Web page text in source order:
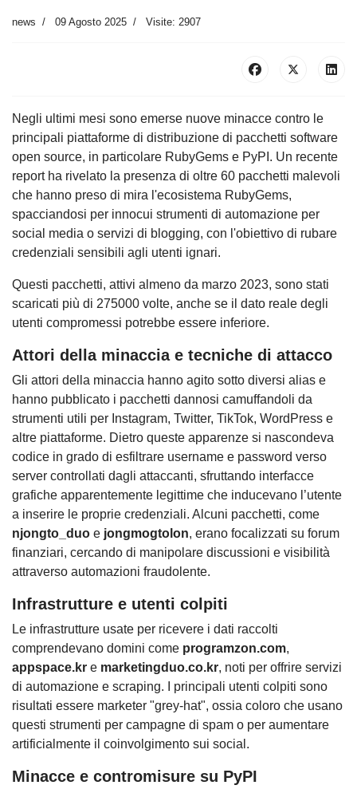
news 09 Agosto 2025 Visite: 2907
Negli ultimi mesi sono emerse nuove minacce contro le
principali piattaforme di distribuzione di pacchetti software
open source, in particolare RubyGems e PyPI. Un recente
report ha rivelato la presenza di oltre 60 pacchetti malevoli
che hanno preso di mira l'ecosistema RubyGems,
spacciandosi per innocui strumenti di automazione per
social media o servizi di blogging, con l'obiettivo di rubare
credenziali sensibili agli utenti ignari.
Questi pacchetti, attivi almeno da marzo 2023, sono stati
scaricati più di 275000 volte, anche se il dato reale degli
utenti compromessi potrebbe essere inferiore.
Attori della minaccia e tecniche di attacco
Gli attori della minaccia hanno agito sotto diversi alias e
hanno pubblicato i pacchetti dannosi camuffandoli da
strumenti utili per Instagram, Twitter, TikTok, WordPress e
altre piattaforme. Dietro queste apparenze si nascondeva
codice in grado di esfiltrare username e password verso
server controllati dagli attaccanti, sfruttando interfacce
grafiche apparentemente legittime che inducevano l’utente
a inserire le proprie credenziali. Alcuni pacchetti, come
njongto_duo e jongmogtolon, erano focalizzati su forum
finanziari, cercando di manipolare discussioni e visibilità
attraverso automazioni fraudolente.
Infrastrutture e utenti colpiti
Le infrastrutture usate per ricevere i dati raccolti
comprendevano domini come programzon.com,
appspace.kr e marketingduo.co.kr, noti per offrire servizi
di automazione e scraping. I principali utenti colpiti sono
risultati essere marketer "grey-hat", ossia coloro che usano
questi strumenti per campagne di spam o per aumentare
artificialmente il coinvolgimento sui social.
Minacce e contromisure su PyPI